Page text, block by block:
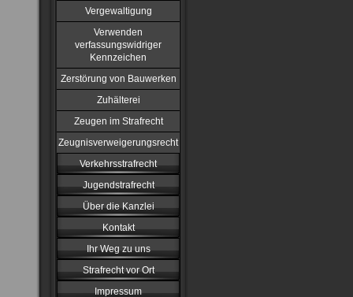
Vergewaltigung
Verwenden
verfassungswidriger
Kennzeichen
Zerstörung von Bauwerken
Zuhälterei
Zeugen im Strafrecht
Zeugnisverweigerungsrecht
Verkehrsstrafrecht
Jugendstrafrecht
Über die Kanzlei
Kontakt
Ihr Weg zu uns
Strafrecht vor Ort
Impressum